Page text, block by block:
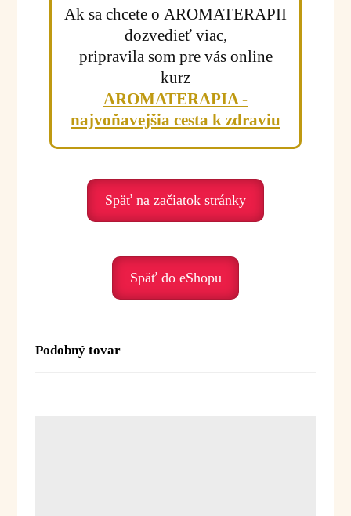
• podporuje relaxáciu a psychickú pohodu
• harmonizuje emócie
• pomáha pri strese a napätí
• podporuje ženskú energiu a jemnosť
• vhodný pri emocionálnom vyčerpaní
• podporuje pocit radosti a zmyselnosti
• vhodný pri meditácii a relaxácii
• pomáha vytvárať harmonickú atmosféru
• podporuje pokojný spánok
Emocionálna rovina:
a emocionálnej harmónie. Pomáha najmä v období
stresu, vnútorného napätia alebo pri potrebe
spomalenia a návratu k sebe samej.
• úzkosť – prináša pokoj
Ak sa chcete o AROMATERAPII
dozvedieť viac,
pripravila som pre vás online
kurz
AROMATERAPIA -
najvoňavejšia cesta k zdraviu
Späť na začiatok stránky
Späť do eShopu
Podobný tovar